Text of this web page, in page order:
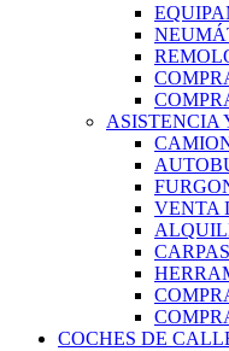
ASISTENCIA
VENTA
CARPAS
COCHES DE